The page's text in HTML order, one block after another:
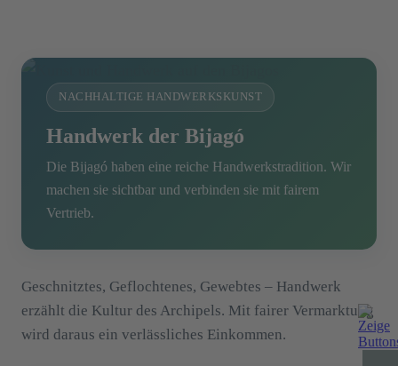
NACHHALTIGE HANDWERKSKUNST
Handwerk der Bijagó
Die Bijagó haben eine reiche Handwerkstradition. Wir
machen sie sichtbar und verbinden sie mit fairem
Vertrieb.
Geschnitztes, Geflochtenes, Gewebtes – Handwerk
erzählt die Kultur des Archipels. Mit fairer Vermarktung
wird daraus ein verlässliches Einkommen.